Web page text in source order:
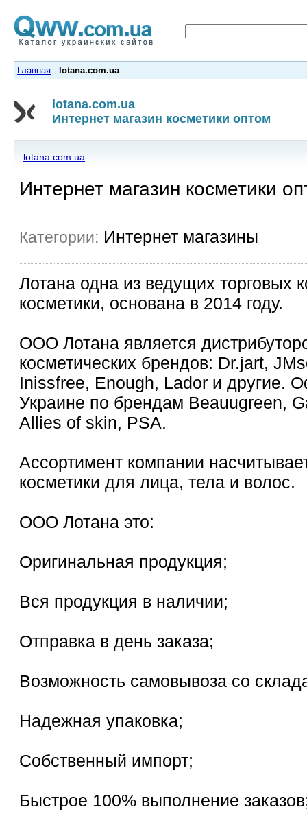
Главная - lotana.com.ua
lotana.com.ua
Интернет магазин косметики оптом
lotana.com.ua
Интернет магазин косметики
Категории: Интернет магазины
Лотана одна из ведущих торговых
косметики, основана в 2014 году.
ООО Лотана является
косметических брендов: Dr.jart,
Inissfree, Enough, Lador и другие.
Украине по брендам Beauugreen,
Allies of skin, PSA.
Ассортимент компании
косметики для лица, тела и волос.
ООО Лотана это:
Оригинальная продукция;
Вся продукция в наличии;
Отправка в день заказа;
Возможность самовывоза со
Надежная упаковка;
Собственный импорт;
Быстрое 100% выполнение